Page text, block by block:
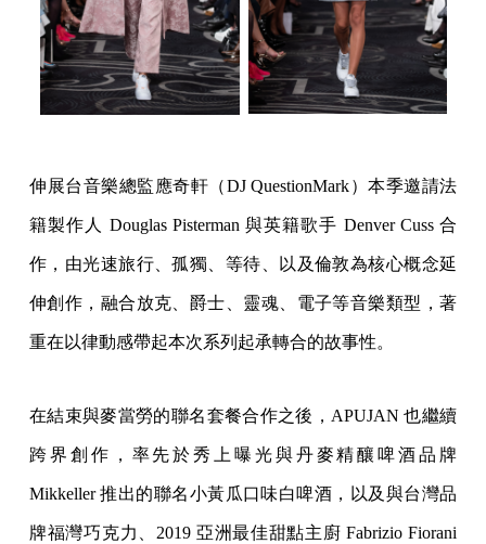
伸展台音樂總監應奇軒（DJ QuestionMark）本季邀請法
籍製作人 Douglas Pisterman 與英籍歌手 Denver Cuss 合
作，由光速旅行、孤獨、等待、以及倫敦為核心概念延
伸創作，融合放克、爵士、靈魂、電子等音樂類型，著
重在以律動感帶起本次系列起承轉合的故事性。
在結束與麥當勞的聯名套餐合作之後，APUJAN 也繼續
跨界創作，率先於秀上曝光與丹麥精釀啤酒品牌
Mikkeller 推出的聯名小黃瓜口味白啤酒，以及與台灣品
牌福灣巧克力、2019 亞洲最佳甜點主廚 Fabrizio Fiorani